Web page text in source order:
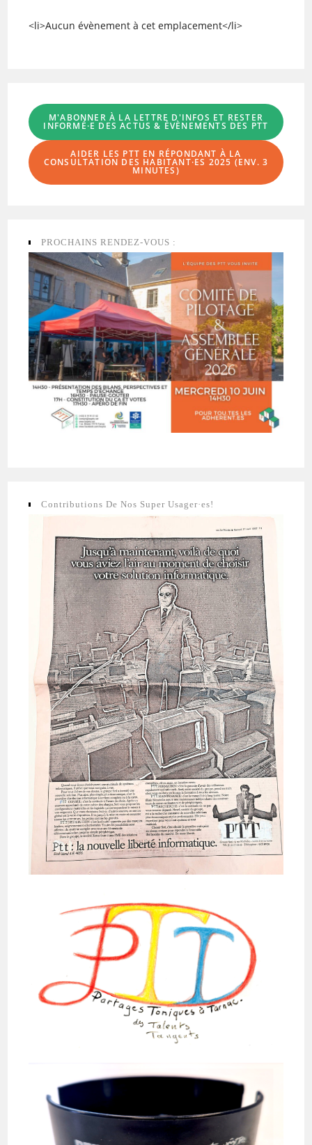
<li>Aucun évènement à cet emplacement</li>
M'ABONNER À LA LETTRE D'INFOS ET RESTER
INFORMÉ·E DES ACTUS & ÉVÈNEMENTS DES PTT
AIDER LES PTT EN RÉPONDANT À LA
CONSULTATION DES HABITANT·ES 2025 (ENV. 3
MINUTES)
PROCHAINS RENDEZ-VOUS :
Contributions De Nos Super Usager·es!